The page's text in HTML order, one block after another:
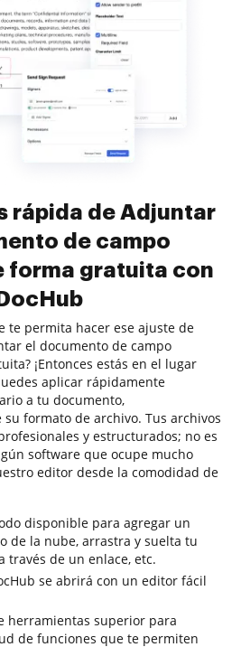
rápida de Adjuntar
de campo
forma gratuita con
DocHub
te permita hacer ese ajuste de
el documento de campo
¡Entonces estás en el lugar
aplicar rápidamente
a tu documento,
formato de archivo. Tus archivos
y estructurados; no es
software que ocupe mucho
editor desde la comodidad de
disponible para agregar un
de la nube, arrastra y suelta tu
través de un enlace, etc.
se abrirá con un editor fácil
herramientas superior para
de funciones que te permiten